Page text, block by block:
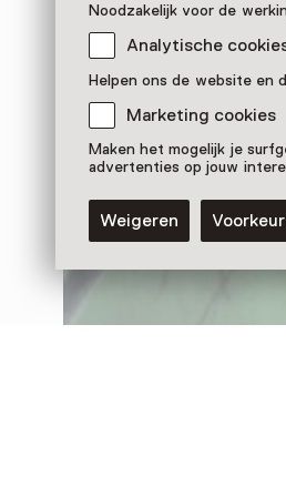
Noodzakelijk voor de
Analytische
Helpen ons de website en
Marketing cookies
Maken het mogelijk je
advertenties op jouw
Weigeren
Nog meer